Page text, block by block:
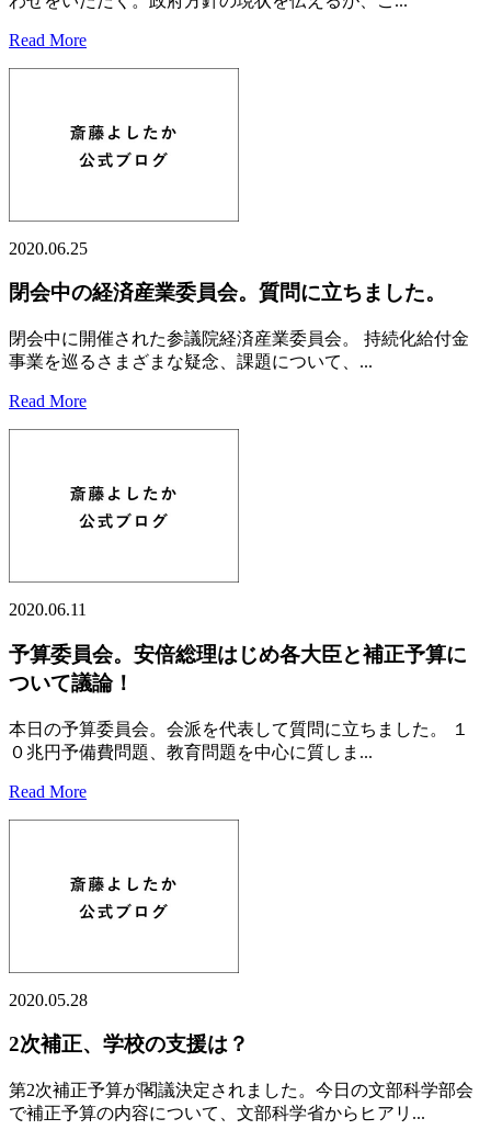
Read More
2020.06.25
閉会中の経済産業委員会。質問に立ちました。
閉会中に開催された参議院経済産業委員会。 持続化給付金
事業を巡るさまざまな疑念、課題について、...
Read More
2020.06.11
予算委員会。安倍総理はじめ各大臣と補正予算に
ついて議論！
本日の予算委員会。会派を代表して質問に立ちました。 １
０兆円予備費問題、教育問題を中心に質しま...
Read More
2020.05.28
2次補正、学校の支援は？
第2次補正予算が閣議決定されました。今日の文部科学部会
で補正予算の内容について、文部科学省からヒアリ...